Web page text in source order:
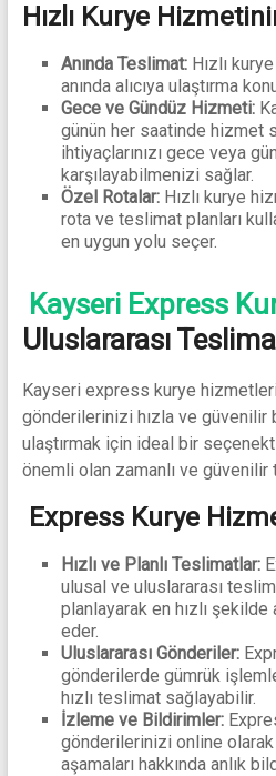
Hızlı Kurye
Anında Teslimat:Hızlı
anında alıcıya ulaştırma
Gece ve Gündüz Hizmeti:
günün her saatinde hizmet
ihtiyaçlarınızı gece veya
karşılayabilmenizi sağlar.
Özel Rotalar:Hızlı kurye
rota ve teslimat planları
en uygun yolu seçer.
Kayseri Express
Uluslararası
Kayseri express kurye
gönderilerinizi hızla ve güvenilir
ulaştırmak için ideal bir
önemli olan zamanlı ve güvenilir
Express Kurye
Hızlı ve Planlı Teslimatlar:
ulusal ve uluslararası
planlayarak en hızlı şekilde
eder.
Uluslararası Gönderiler:
gönderilerde gümrük
hızlı teslimat sağlayabilir.
İzleme ve Bildirimler:
gönderilerinizi online
aşamaları hakkında anlık